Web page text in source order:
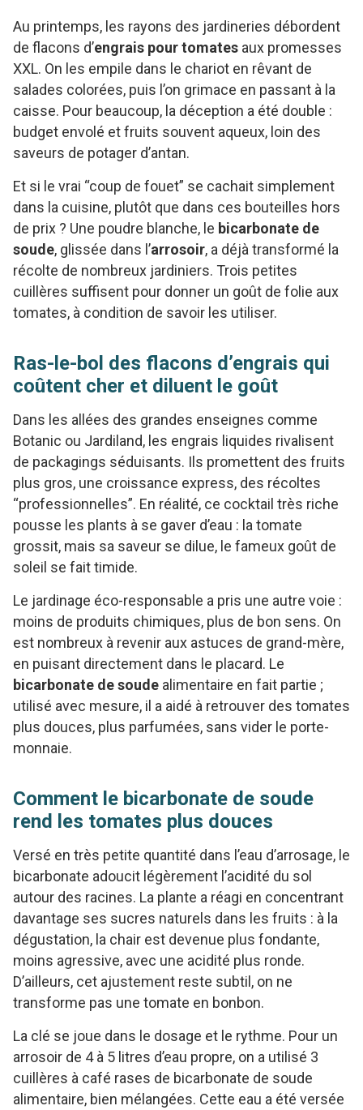
Au printemps, les rayons des jardineries débordent
de flacons d’engrais pour tomates aux promesses
XXL. On les empile dans le chariot en rêvant de
salades colorées, puis l’on grimace en passant à la
caisse. Pour beaucoup, la déception a été double :
budget envolé et fruits souvent aqueux, loin des
saveurs de potager d’antan.
Et si le vrai “coup de fouet” se cachait simplement
dans la cuisine, plutôt que dans ces bouteilles hors
de prix ? Une poudre blanche, le bicarbonate de
soude, glissée dans l’arrosoir, a déjà transformé la
récolte de nombreux jardiniers. Trois petites
cuillères suffisent pour donner un goût de folie aux
tomates, à condition de savoir les utiliser.
Ras-le-bol des flacons d’engrais qui
coûtent cher et diluent le goût
Dans les allées des grandes enseignes comme
Botanic ou Jardiland, les engrais liquides rivalisent
de packagings séduisants. Ils promettent des fruits
plus gros, une croissance express, des récoltes
“professionnelles”. En réalité, ce cocktail très riche
pousse les plants à se gaver d’eau : la tomate
grossit, mais sa saveur se dilue, le fameux goût de
soleil se fait timide.
Le jardinage éco-responsable a pris une autre voie :
moins de produits chimiques, plus de bon sens. On
est nombreux à revenir aux astuces de grand-mère,
en puisant directement dans le placard. Le
bicarbonate de soude alimentaire en fait partie ;
utilisé avec mesure, il a aidé à retrouver des tomates
plus douces, plus parfumées, sans vider le porte-
monnaie.
Comment le bicarbonate de soude
rend les tomates plus douces
Versé en très petite quantité dans l’eau d’arrosage, le
bicarbonate adoucit légèrement l’acidité du sol
autour des racines. La plante a réagi en concentrant
davantage ses sucres naturels dans les fruits : à la
dégustation, la chair est devenue plus fondante,
moins agressive, avec une acidité plus ronde.
D’ailleurs, cet ajustement reste subtil, on ne
transforme pas une tomate en bonbon.
La clé se joue dans le dosage et le rythme. Pour un
arrosoir de 4 à 5 litres d’eau propre, on a utilisé 3
cuillères à café rases de bicarbonate de soude
alimentaire, bien mélangées. Cette eau a été versée